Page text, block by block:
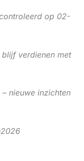
op 02-
verdienen met
nieuwe inzichten